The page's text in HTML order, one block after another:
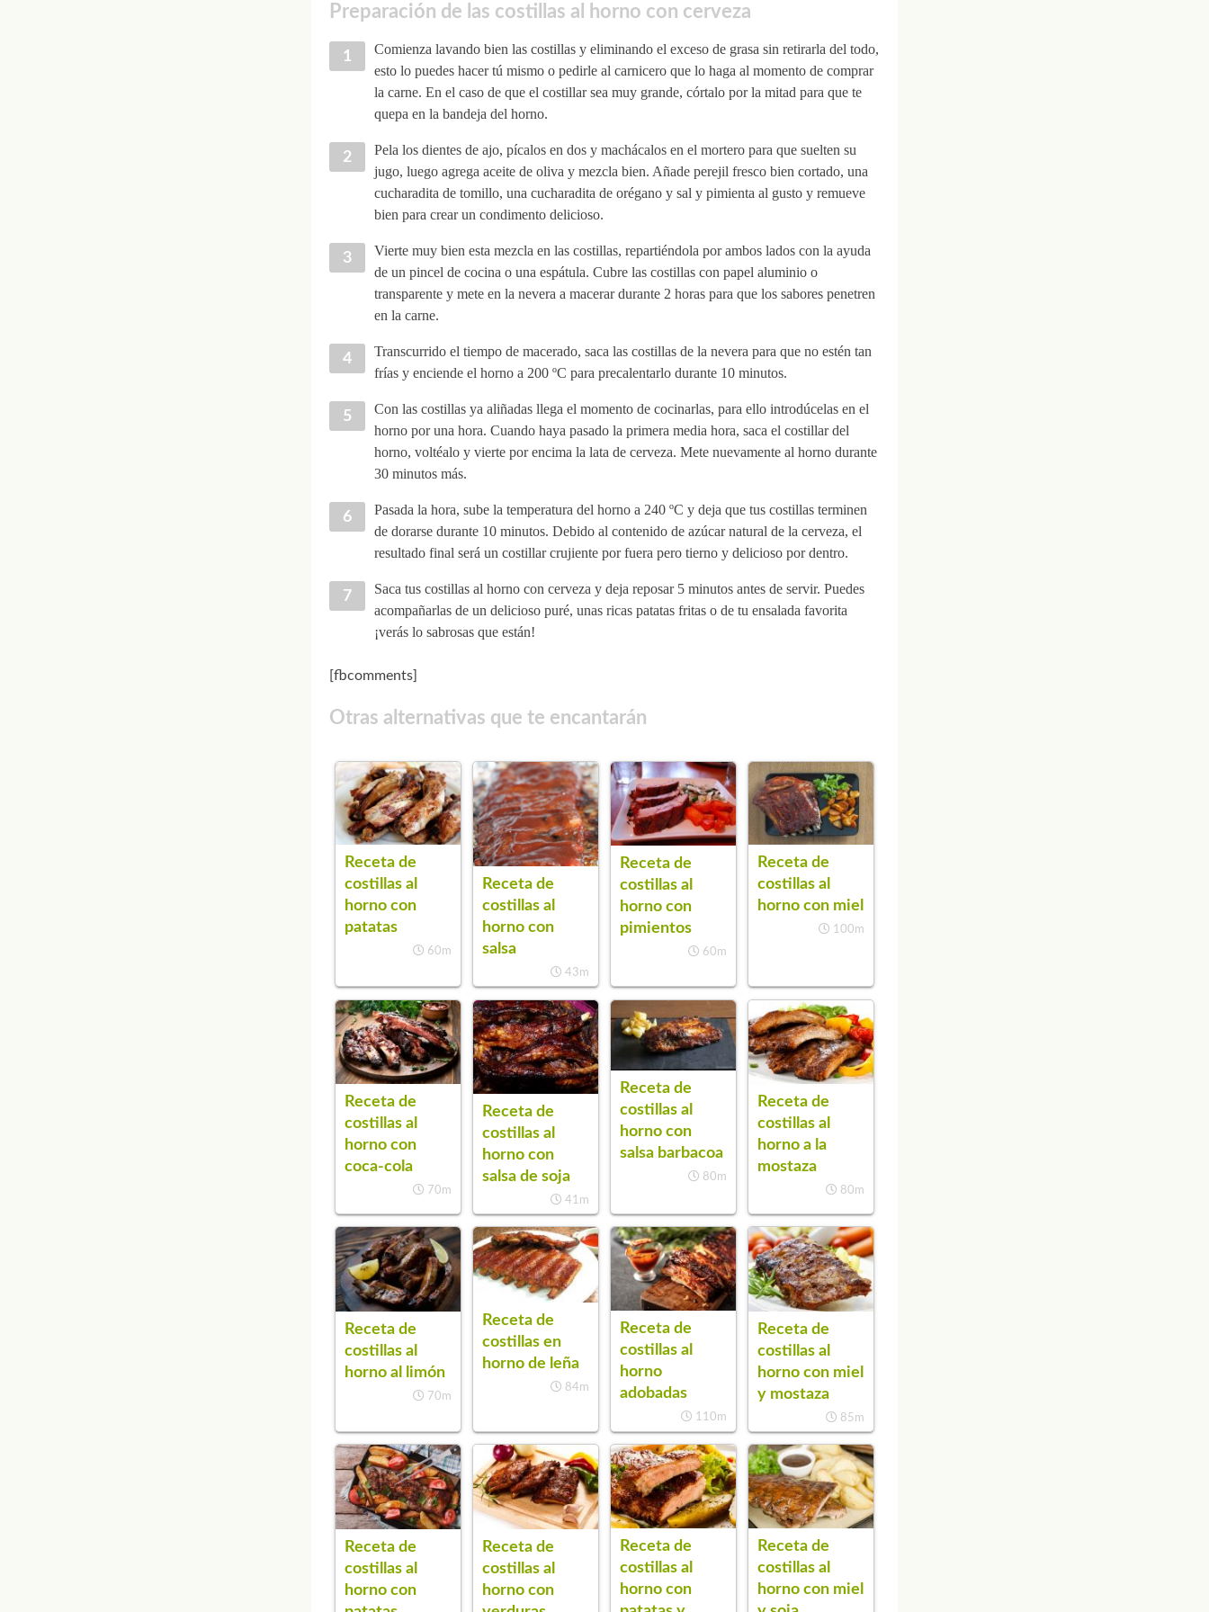
Preparación de las costillas al horno con cerveza
Comienza lavando bien las costillas y eliminando el exceso de grasa sin retirarla del todo,
esto lo puedes hacer tú mismo o pedirle al carnicero que lo haga al momento de comprar
la carne. En el caso de que el costillar sea muy grande, córtalo por la mitad para que te
quepa en la bandeja del horno.
Pela los dientes de ajo, pícalos en dos y machácalos en el mortero para que suelten su
jugo, luego agrega aceite de oliva y mezcla bien. Añade perejil fresco bien cortado, una
cucharadita de tomillo, una cucharadita de orégano y sal y pimienta al gusto y remueve
bien para crear un condimento delicioso.
Vierte muy bien esta mezcla en las costillas, repartiéndola por ambos lados con la ayuda
de un pincel de cocina o una espátula. Cubre las costillas con papel aluminio o
transparente y mete en la nevera a macerar durante 2 horas para que los sabores penetren
en la carne.
Transcurrido el tiempo de macerado, saca las costillas de la nevera para que no estén tan
frías y enciende el horno a 200 ºC para precalentarlo durante 10 minutos.
Con las costillas ya aliñadas llega el momento de cocinarlas, para ello introdúcelas en el
horno por una hora. Cuando haya pasado la primera media hora, saca el costillar del
horno, voltéalo y vierte por encima la lata de cerveza. Mete nuevamente al horno durante
30 minutos más.
Pasada la hora, sube la temperatura del horno a 240 ºC y deja que tus costillas terminen
de dorarse durante 10 minutos. Debido al contenido de azúcar natural de la cerveza, el
resultado final será un costillar crujiente por fuera pero tierno y delicioso por dentro.
Saca tus costillas al horno con cerveza y deja reposar 5 minutos antes de servir. Puedes
acompañarlas de un delicioso puré, unas ricas patatas fritas o de tu ensalada favorita
¡verás lo sabrosas que están!
[fbcomments]
Otras alternativas que te encantarán
Receta de
costillas al
horno con
patatas
60m
Receta de
costillas al
horno con
salsa
43m
Receta de
costillas al
horno con
pimientos
60m
Receta de
costillas al
horno con miel
100m
Receta de
costillas al
horno con
coca-cola
70m
Receta de
costillas al
horno con
salsa de soja
41m
Receta de
costillas al
horno con
salsa barbacoa
80m
Receta de
costillas al
horno a la
mostaza
80m
Receta de
costillas al
horno al limón
70m
Receta de
costillas en
horno de leña
84m
Receta de
costillas al
horno
adobadas
110m
Receta de
costillas al
horno con miel
y mostaza
85m
Receta de
costillas al
horno con
Receta de
costillas al
horno con
Receta de
costillas al
horno con
Receta de
costillas al
horno con miel